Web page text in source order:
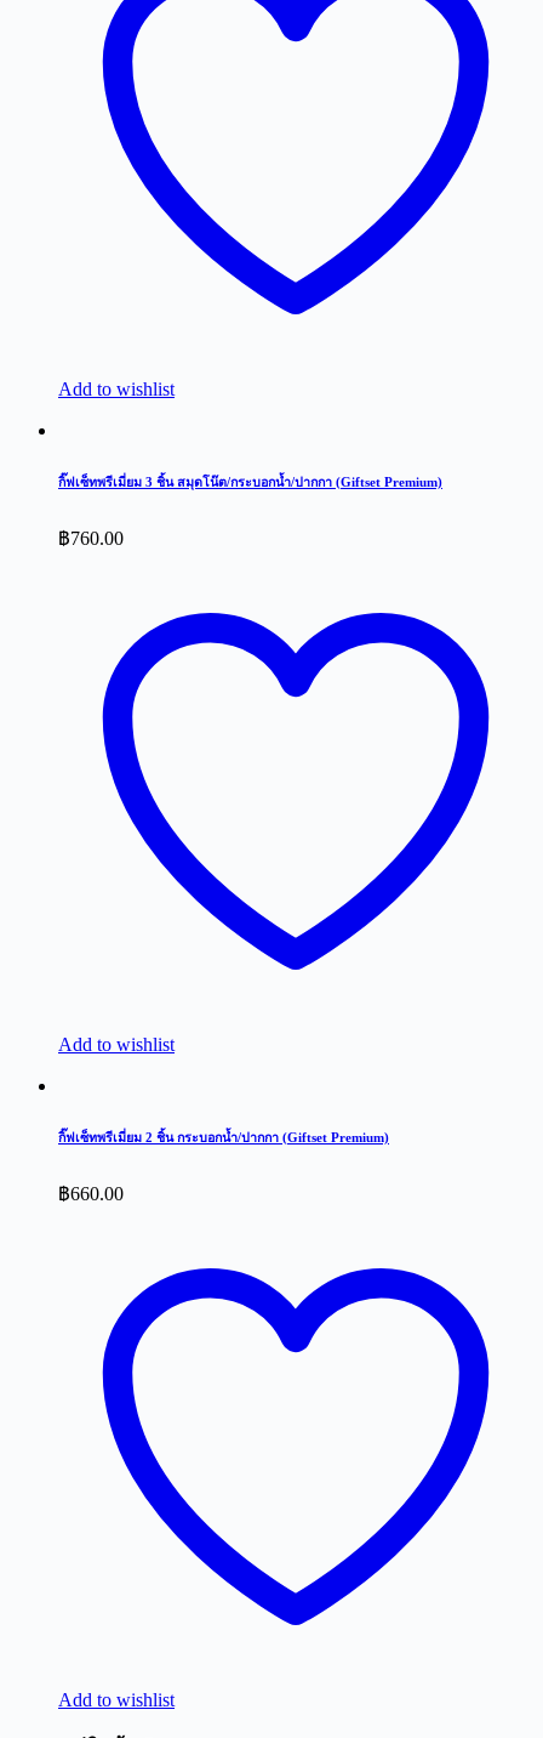
Add to wishlist
กิ๊ฟเซ็ทพรีเมี่ยม 3 ชิ้น สมุดโน๊ต/กระบอกน้ำ/ปากกา (Giftset Premium)
฿760.00
Add to wishlist
กิ๊ฟเซ็ทพรีเมี่ยม 2 ชิ้น กระบอกน้ำ/ปากกา (Giftset Premium)
฿660.00
Add to wishlist